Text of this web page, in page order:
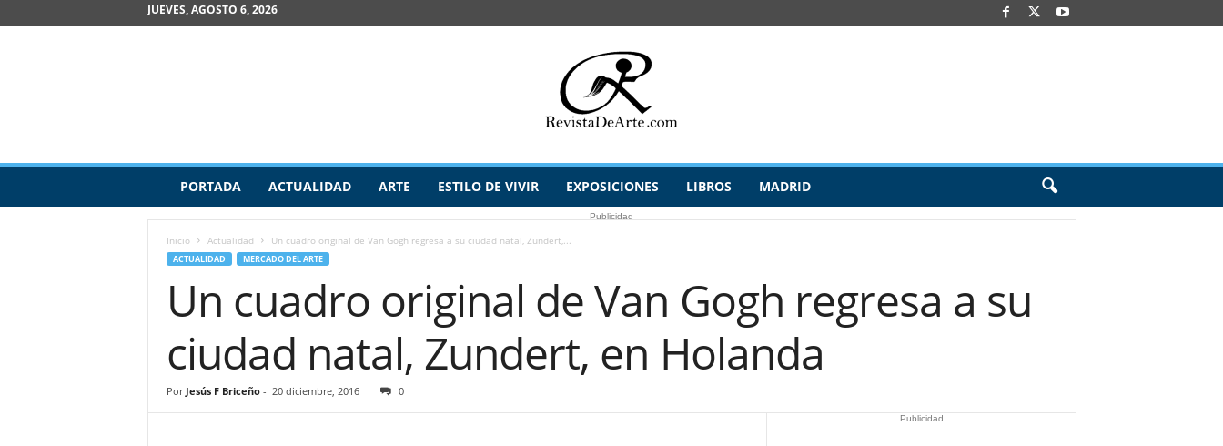
JUEVES, AGOSTO 6, 2026
v
PORTADA ACTUALIDAD ARTE ESTILO DE VIVIR EXPOSICIONES LIBROS MADRID
Publicidad
Inicio Actualidad Un cuadro original de Van Gogh regresa a su ciudad natal, Zundert,...
ACTUALIDAD MERCADO DEL ARTE
Un cuadro original de Van Gogh regresa a su
ciudad natal, Zundert, en Holanda
Por Jesús F Briceño- 20 diciembre, 2016 0
Publicidad